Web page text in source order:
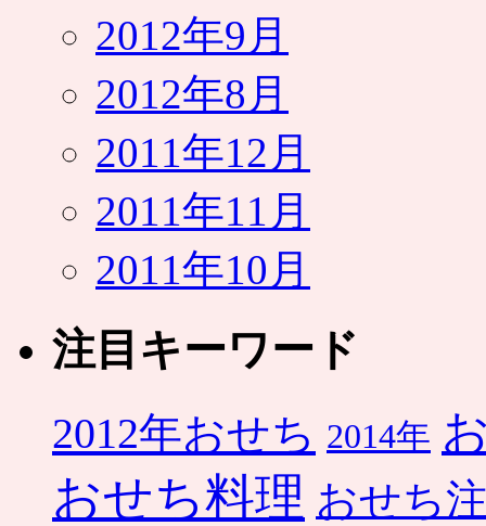
2012年9月
2012年8月
2011年12月
2011年11月
2011年10月
注目キーワード
2012年おせち 2014年
おせち料理 おせち